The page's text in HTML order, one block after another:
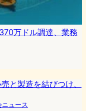
万ドル調達、業務
と製造を結びつけ、
ュース